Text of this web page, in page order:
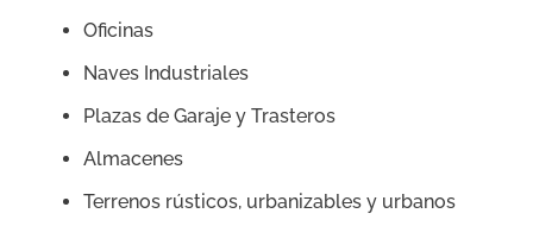
Oficinas
Naves Industriales
Plazas de Garaje y Trasteros
Almacenes
Terrenos rústicos, urbanizables y urbanos